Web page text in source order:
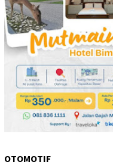
OTOMOTIF